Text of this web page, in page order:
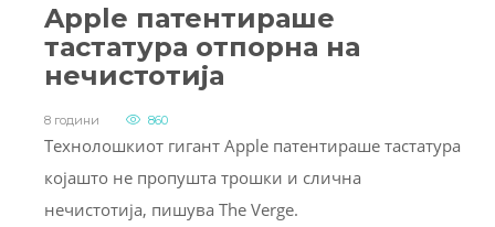
Apple патентираше
тастатура отпорна на
нечистотија
8 години 860
Технолошкиот гигант Apple патентираше тастатура
којашто не пропушта трошки и слична
нечистотија, пишува The Verge.